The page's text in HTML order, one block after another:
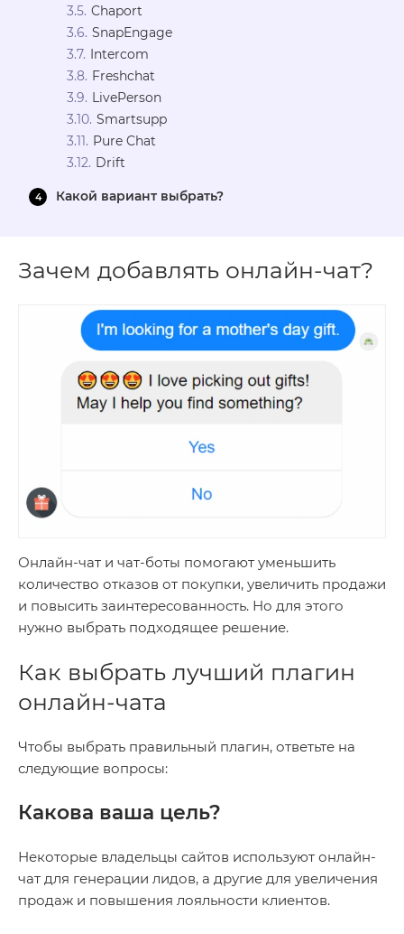
Chaport
SnapEngage
Intercom
Freshchat
LivePerson
Smartsupp
Pure Chat
Drift
Какой вариант выбрать?
Зачем добавлять онлайн-чат?
Онлайн-чат и чат-боты помогают уменьшить
количество отказов от покупки, увеличить продажи
и повысить заинтересованность. Но для этого
нужно выбрать подходящее решение.
Как выбрать лучший плагин
онлайн-чата
Чтобы выбрать правильный плагин, ответьте на
следующие вопросы:
Какова ваша цель?
Некоторые владельцы сайтов используют онлайн-
чат для генерации лидов, а другие для увеличения
продаж и повышения лояльности клиентов.